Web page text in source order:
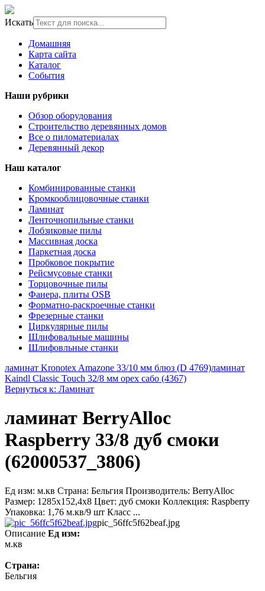
Искать
Домашняя
Карта сайта
Каталог
События
Наши рубрики
Обзор оборудования
Строительство деревянных домов
Все о пиломатериалах
Деревянный декор
Наш каталог
Комбинированные станки
Кромкооблицовочные станки
Ламинат
Ленточнопильные станки
Лобзиковые пилы
Массивная доска
Паркетная доска
Пробковое покрытие
Рейсмусовые станки
Торцовочные пилы
Фанера, плиты OSB
Форматно-раскроечные станки
Фрезерные станки
Циркулярные пилы
Шлифовальные машины
Шлифовльные станки
ламинат Kronotex Amazone 33/10 мм блюз (D 4769)ламинат
Kaindl Classic Touch 32/8 мм орех сабо (4367)
Вернуться к: Ламинат
ламинат BerryAlloc
Raspberry 33/8 дуб смоки
(62000537_3806)
Ед изм: м.кв Страна: Бельгия Производитель: BerryAlloc
Размер: 1285x152,4x8 Цвет: дуб смоки Коллекция: Raspberry
Упаковка: 1,76 м.кв/9 шт Класс ...
pic_56ffc5f62beaf.jpg
Описание Ед изм:
м.кв
Страна:
Бельгия